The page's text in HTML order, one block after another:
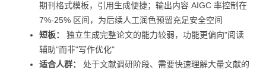
期刊格式模板，引用生成便捷；输出内容 AIGC 率控制在
7%-25% 区间，为后续人工润色预留充足安全空间
短板：
独立生成完整论文的能力较弱，功能更偏向"阅读
辅助"而非"写作优化"
适合人群：
处于文献调研阶段、需要快速理解大量文献的